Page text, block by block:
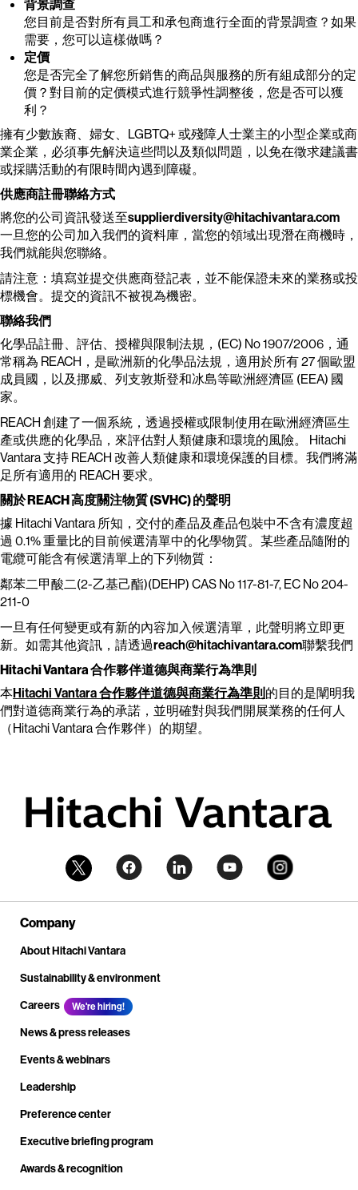
背景調查
您目前是否對所有員工和承包商進行全面的背景調查？如果
需要，您可以這樣做嗎？
定價
您是否完全了解您所銷售的商品與服務的所有組成部分的定
價？對目前的定價模式進行競爭性調整後，您是否可以獲
利？
擁有少數族裔、婦女、LGBTQ+ 或殘障人士業主的小型企業或商
業企業，必須事先解決這些問以及類似問題，以免在徵求建議書
或採購活動的有限時間內遇到障礙。
供應商註冊聯絡方式
將您的公司資訊發送至supplierdiversity@hitachivantara.com
一旦您的公司加入我們的資料庫，當您的領域出現潛在商機時，
我們就能與您聯絡。
請注意：填寫並提交供應商登記表，並不能保證未來的業務或投
標機會。提交的資訊不被視為機密。
聯絡我們
化學品註冊、評估、授權與限制法規，(EC) No 1907/2006，通
常稱為 REACH，是歐洲新的化學品法規，適用於所有 27 個歐盟
成員國，以及挪威、列支敦斯登和冰島等歐洲經濟區 (EEA) 國
家。
REACH 創建了一個系統，透過授權或限制使用在歐洲經濟區生
產或供應的化學品，來評估對人類健康和環境的風險。 Hitachi
Vantara 支持 REACH 改善人類健康和環境保護的目標。我們將滿
足所有適用的 REACH 要求。
關於 REACH 高度關注物質 (SVHC) 的聲明
據 Hitachi Vantara 所知，交付的產品及產品包裝中不含有濃度超
過 0.1% 重量比的目前候選清單中的化學物質。某些產品隨附的
電纜可能含有候選清單上的下列物質：
鄰苯二甲酸二(2-乙基己酯)(DEHP) CAS No 117-81-7, EC No 204-
211-0
一旦有任何變更或有新的內容加入候選清單，此聲明將立即更
新。如需其他資訊，請透過reach@hitachivantara.com聯繫我們
Hitachi Vantara 合作夥伴道德與商業行為準則
本Hitachi Vantara 合作夥伴道德與商業行為準則 的目的是闡明我
們對道德商業行為的承諾，並明確對與我們開展業務的任何人
（Hitachi Vantara 合作夥伴）的期望。
Company
About Hitachi Vantara
Sustainability & environment
Careers
We're hiring!
News & press releases
Events & webinars
Leadership
Preference center
Executive briefing program
Awards & recognition